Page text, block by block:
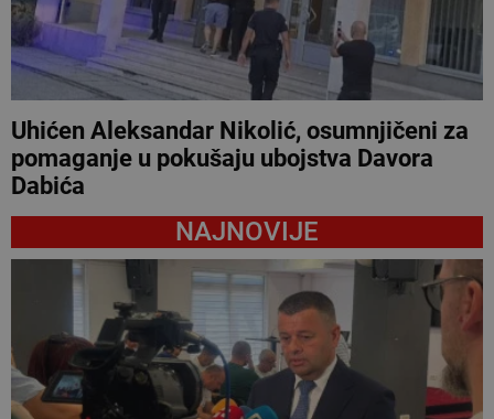
Uhićen Aleksandar Nikolić, osumnjičeni za
pomaganje u pokušaju ubojstva Davora
Dabića
NAJNOVIJE